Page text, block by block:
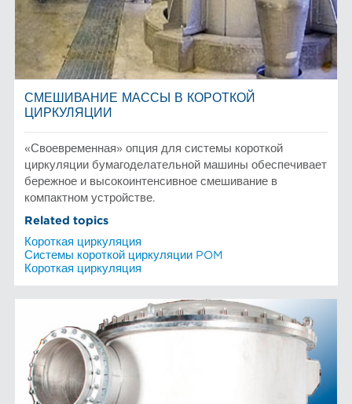
СМЕШИВАНИЕ МАССЫ В КОРОТКОЙ
ЦИРКУЛЯЦИИ
«Своевременная» опция для системы короткой
циркуляции бумагоделательной машины обеспечивает
бережное и высокоинтенсивное смешивание в
компактном устройстве.
Related topics
Короткая циркуляция
Системы короткой циркуляции POM
Короткая циркуляция